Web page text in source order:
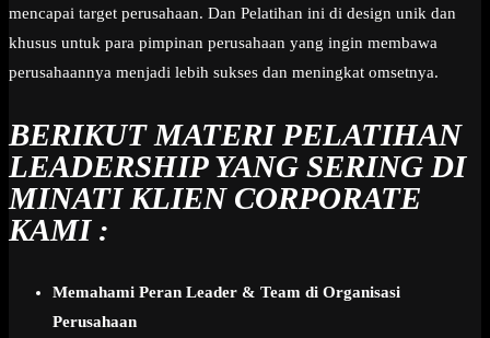
mencapai target perusahaan. Dan Pelatihan ini di design unik dan
khusus untuk para pimpinan perusahaan yang ingin membawa
perusahaannya menjadi lebih sukses dan meningkat omsetnya.
BERIKUT MATERI PELATIHAN
LEADERSHIP YANG SERING DI
MINATI KLIEN CORPORATE
KAMI :
Memahami Peran Leader & Team di Organisasi
Perusahaan